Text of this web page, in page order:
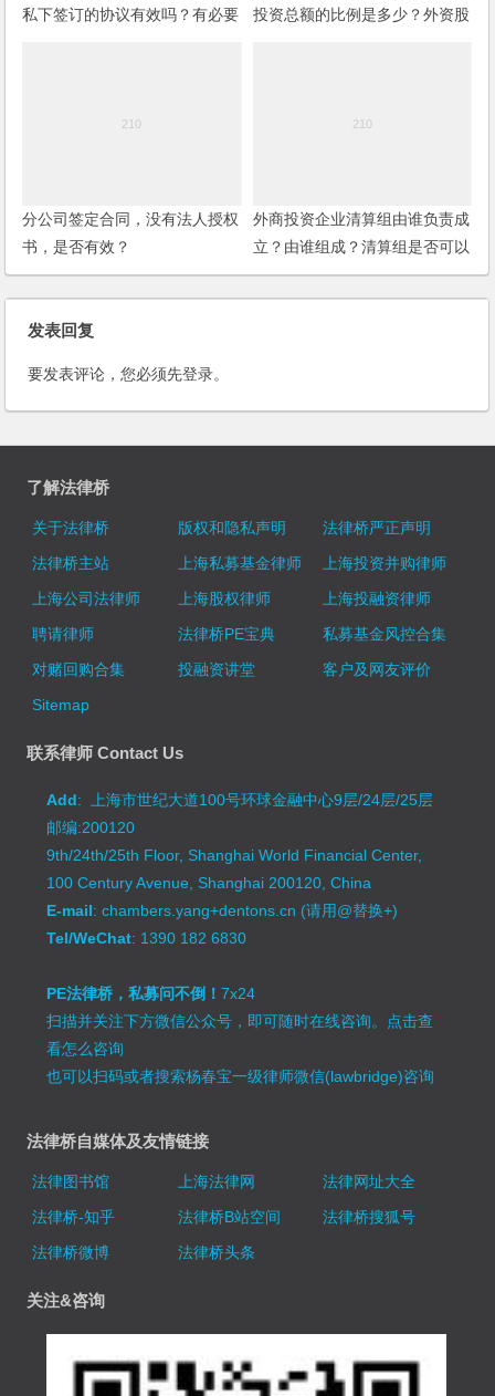
私下签订的协议有效吗？有必要
投资总额的比例是多少？外资股
分公司签定合同，没有法人授权
书，是否有效？
外商投资企业清算组由谁负责成
立？由谁组成？清算组是否可以
代表企业进行诉讼？
发表回复
要发表评论，您必须先登录。
了解法律桥
关于法律桥 版权和隐私声明
法律桥严正声明
法律桥主站
上海私募基金律师
上海投资并购律师
上海公司法律师
上海股权律师
上海投融资律师
聘请律师
法律桥PE宝典
私募基金风控合集
对赌回购合集
投融资讲堂
客户及网友评价
Sitemap
联系律师 Contact Us
Add: 上海市世纪大道100号环球金融中心9层/24层/25层
邮编:200120
9th/24th/25th Floor, Shanghai World Financial Center,
100 Century Avenue, Shanghai 200120, China
E-mail: chambers.yang+dentons.cn (请用@替换+)
Tel/WeChat: 1390 182 6830
PE法律桥，私募问不倒！7x24
扫描并关注下方微信公众号，即可随时在线咨询。 点击查
看怎么咨询
也可以扫码或者搜索杨春宝一级律师微信(lawbridge)咨询
法律桥自媒体及友情链接
法律图书馆 上海法律网
法律网址大全
法律桥-知乎
法律桥B站空间
法律桥搜狐号
法律桥微博
法律桥头条
关注&咨询